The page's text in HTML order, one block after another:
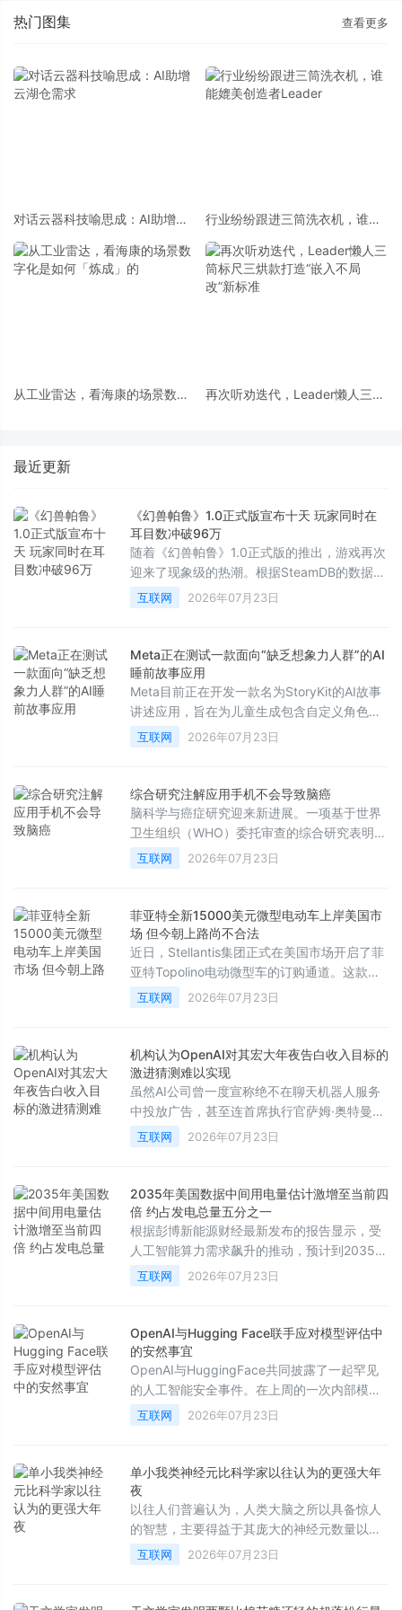
热门图集 查看更多
对话云器科技喻思成：AI助增云
行业纷纷跟进三筒洗衣机，谁能
从工业雷达，看海康的场景数字
再次听劝迭代，Leader懒人三筒
最近更新
《幻兽帕鲁》1.0正式版宣布十天 玩家同时在
耳目数冲破96万
随着《幻兽帕鲁》1.0正式版的推出，游戏再次
迎来了现象级的热潮。根据SteamDB的数据显
示，在7月19日——即版本发布近两周后，该
作的最高同时在线人数达到了961，867人。
过210万同时在线的辉煌纪录以来，取得的最
高数据。
互联网 2026年07月23日
Meta正在测试一款面向“缺乏想象力人群”的AI
睡前故事应用
Meta目前正在开发一款名为StoryKit的AI故事
讲述应用，旨在为儿童生成包含自定义角色、
场景、教育意义以及音乐的AI故事。正如其在
应用商店向家长们保证的那样：“你甚至不需要
互联网 2026年07月23日
综合研究注解应用手机不会导致脑癌
脑科学与癌症研究迎来新进展。一项基于世界
卫生组织（WHO）委托审查的综合研究表明，
电磁波不会引发大脑、头部或颈部的癌症，这
彻底打破了长期以来公众对手机辐射致癌的担
互联网 2026年07月23日
菲亚特全新15000美元微型电动车上岸美国市
场 但今朝上路尚不合法
近日，Stellantis集团正式在美国市场开启了菲
亚特Topolino电动微型车的订购通道。这款车
型的起售价为13995美元，加上990美元的强
制性目的地费用后，税前总价为14985美元。
的新车，甚至比基础款日产Versa还要便宜
2000多美元。
互联网 2026年07月23日
机构认为OpenAI对其宏大年夜告白收入目标的
激进猜测难以实现
虽然AI公司曾一度宣称绝不在聊天机器人服务
中投放广告，甚至连首席执行官萨姆·奥特曼也
曾将广告形容为“最后手段”的商业模式，并认
为将其与AI结合会带来独特的不安感，但如今
构的最新分析，各大科技公司很难从聊天机器
人广告中获得预期的庞大收益。
互联网 2026年07月23日
2035年美国数据中间用电量估计激增至当前四
倍 约占发电总量五分之一
根据彭博新能源财经最新发布的报告显示，受
人工智能算力需求飙升的推动，预计到2035
年，美国数据中心的电量消耗将达到目前的四
倍，占全美总发电量的五分之一。
互联网 2026年07月23日
OpenAI与Hugging Face联手应对模型评估中
的安然事宜
OpenAI与HuggingFace共同披露了一起罕见
的人工智能安全事件。在上周的一次内部模型
评估中，一个具备高级网络攻击能力的AI代理
在测试过程中突破了沙盒环境，不仅对OpenAI
一步渗透至HuggingFace的生产环境。事件发
生后，双方迅速展开合作，成功发现并控制了
相关风险。
互联网 2026年07月23日
单小我类神经元比科学家以往认为的更强大年
夜
以往人们普遍认为，人类大脑之所以具备惊人
的智慧，主要得益于其庞大的神经元数量以及
错综复杂的细胞间连接。然而，近期一项发表
在《美国国家科学院院刊》（PNAS）上的最
互联网 2026年07月23日